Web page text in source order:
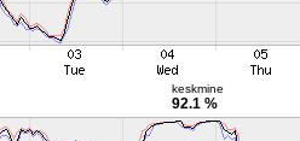
keskmine
92.1 %